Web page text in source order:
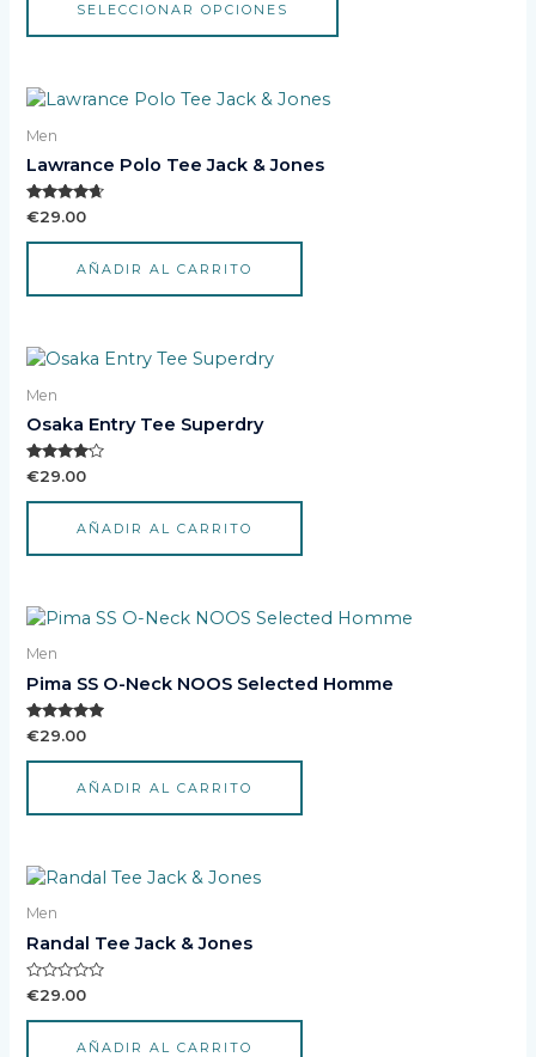
SELECCIONAR OPCIONES
se
Men
Lawrance Polo Tee Jack & Jones
Valorado
con
4.50
€29.00
AÑADIR AL CARRITO
Men
Osaka Entry Tee Superdry
Valorado
con
4.00
€29.00
AÑADIR AL CARRITO
Men
Pima SS O-Neck NOOS Selected Homme
Valorado
con
5.00
€29.00
AÑADIR AL CARRITO
Men
Randal Tee Jack & Jones
Valorado
con
0
€29.00
AÑADIR AL CARRITO